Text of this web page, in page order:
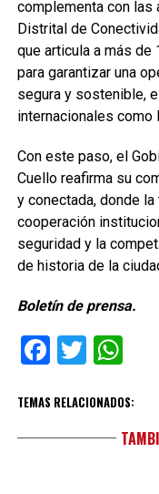
complementa con
Distrital de
que articula a más
para garantizar una
segura y sostenible,
internacionales como
Con este paso, el
Cuello reafirma su
y conectada, donde
cooperación
seguridad y la
de historia de la
Boletín de prensa.
Facebook
Twitter
TEMAS RELACIONADOS: